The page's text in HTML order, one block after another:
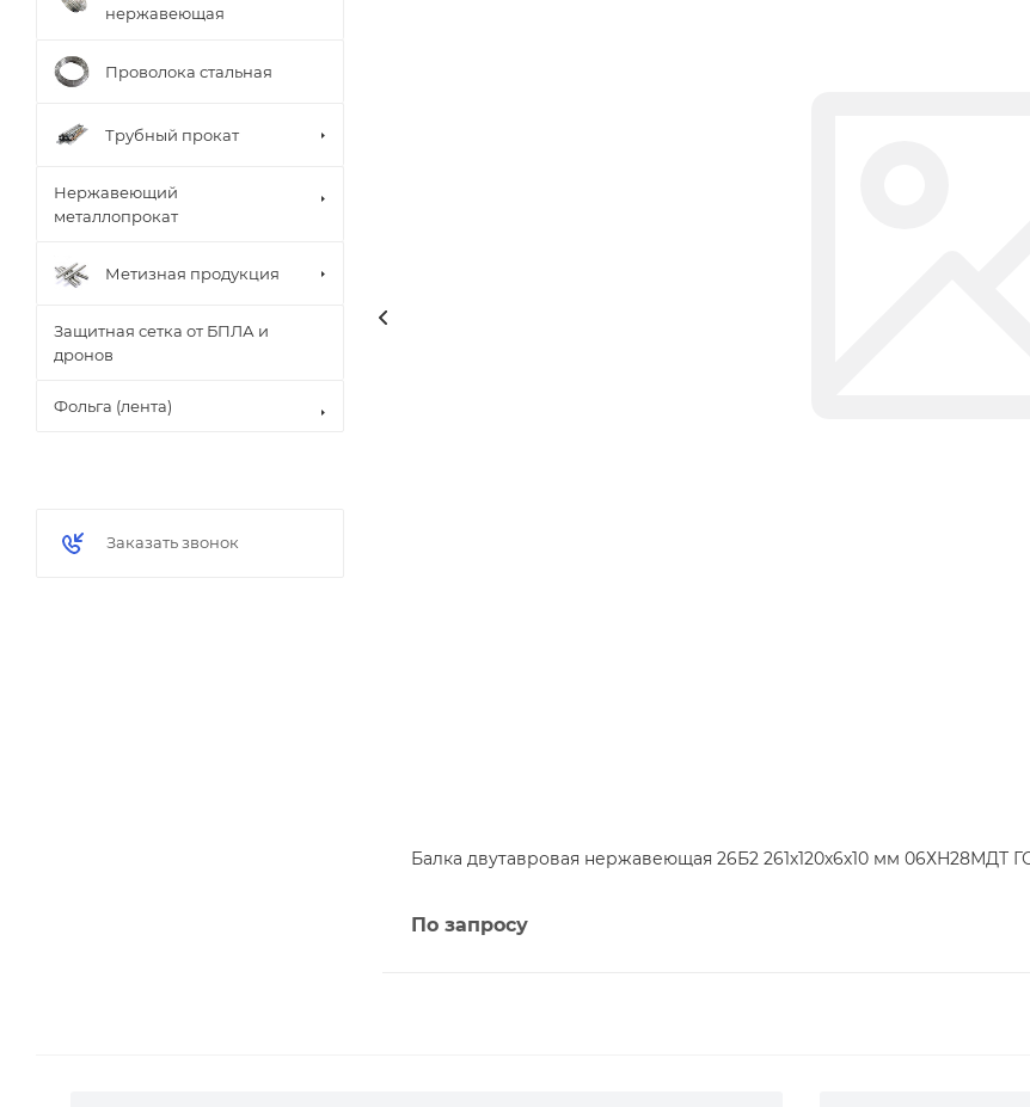
Балка двутавровая нержавеющая 26Б2 261х120х6х10 мм 06ХН28МДТ
По запросу
нержавеющая
Проволока стальная
Трубный прокат
Нержавеющий
металлопрокат
Метизная продукция
Защитная сетка от БПЛА и
дронов
Фольга (лента)
Заказать звонок